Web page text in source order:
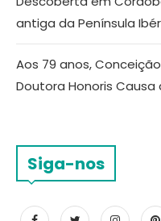
antiga da Península
Aos 79 anos,
Doutora Honoris Causa
Siga-nos